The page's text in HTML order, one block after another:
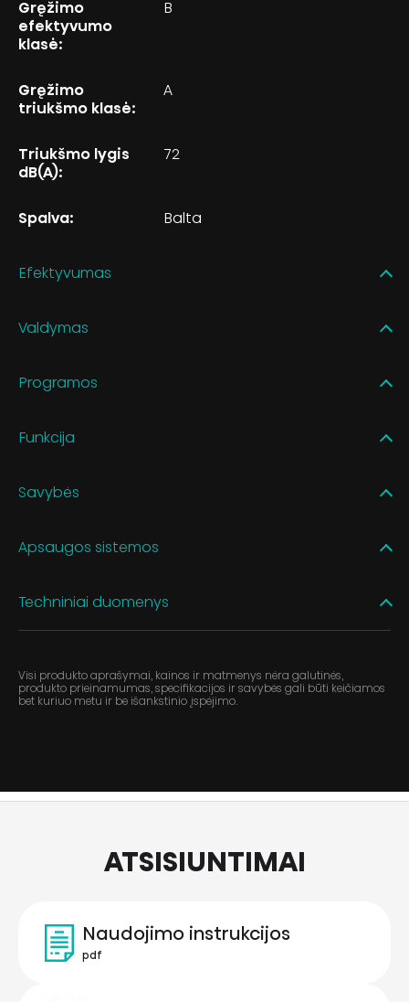
Gręžimo
efektyvumo
klasė:
B
Gręžimo
triukšmo klasė:
A
Triukšmo lygis
dB(A):
72
Spalva: Balta
Efektyvumas
Valdymas
Programos
Funkcija
Savybės
Apsaugos sistemos
Techniniai duomenys
Visi produkto aprašymai, kainos ir matmenys nėra galutinės,
produkto prieinamumas, specifikacijos ir savybės gali būti keičiamos
bet kuriuo metu ir be išankstinio įspėjimo.
ATSISIUNTIMAI
Naudojimo instrukcijos
pdf